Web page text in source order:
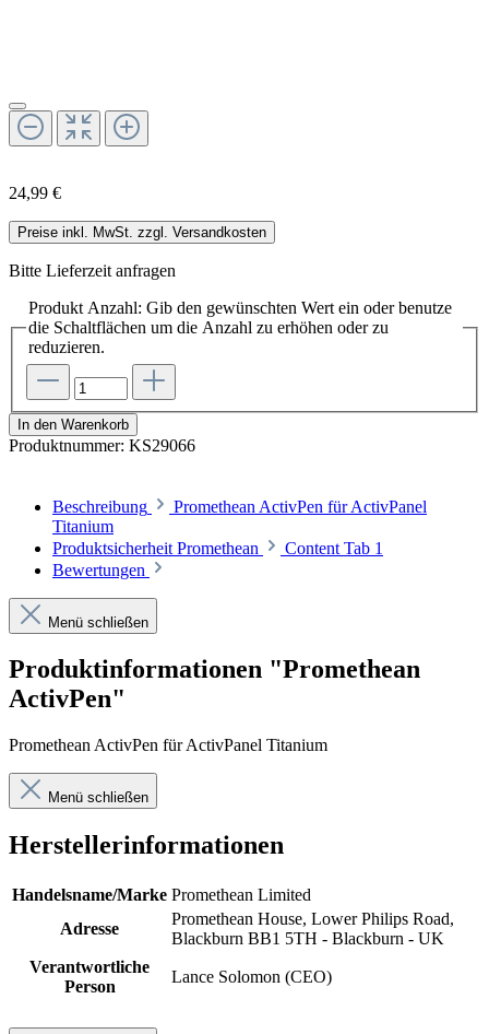
24,99 €
Preise inkl. MwSt. zzgl. Versandkosten
Bitte Lieferzeit anfragen
Produkt Anzahl: Gib den gewünschten Wert ein oder benutze
die Schaltflächen um die Anzahl zu erhöhen oder zu
reduzieren.
In den Warenkorb
Produktnummer: KS29066
Beschreibung
Promethean ActivPen für ActivPanel
Titanium
Produktsicherheit Promethean
Content Tab 1
Bewertungen
Menü schließen
Produktinformationen "Promethean
ActivPen"
Promethean ActivPen für ActivPanel Titanium
Menü schließen
Herstellerinformationen
Handelsname/Marke Promethean Limited
Adresse
Promethean House, Lower Philips Road,
Blackburn BB1 5TH - Blackburn - UK
Verantwortliche
Person
Lance Solomon (CEO)